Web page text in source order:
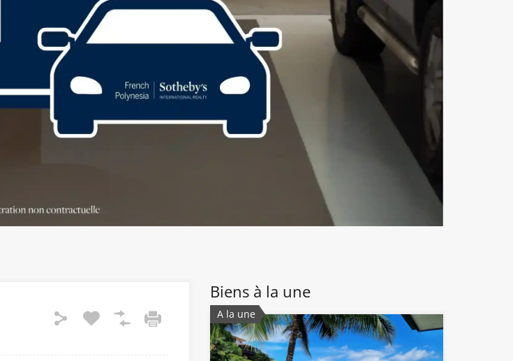
Biens à la une
A la une